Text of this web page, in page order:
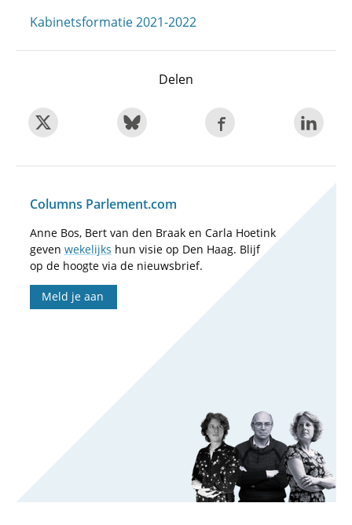
Kabinetsformatie 2021-2022
Delen
Columns Parlement.com
Anne Bos, Bert van den Braak en Carla Hoetink
geven wekelijks hun visie op Den Haag. Blijf
op de hoogte via de nieuwsbrief.
Meld je aan